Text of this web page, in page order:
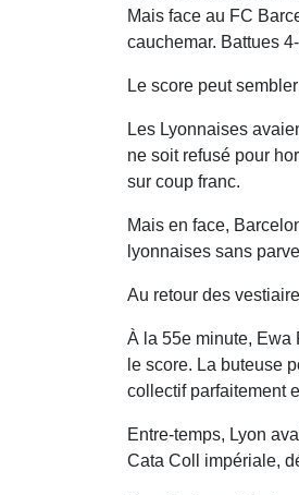
Mais face au FC
cauchemar. Battues
Le score peut
Les Lyonnaises
ne soit refusé pour
sur coup franc.
Mais en face,
lyonnaises sans
Au retour des
À la 55e minute, Ewa
le score. La buteuse
collectif parfaitement
Entre-temps, Lyon
Cata Coll impériale,